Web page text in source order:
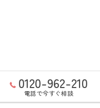
0120-962-210
電話で今すぐ相談